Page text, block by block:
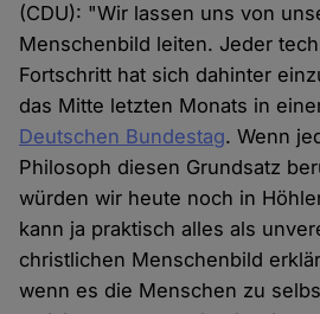
(CDU): "Wir lassen uns von
Menschenbild leiten. Jeder
Fortschritt hat sich dahinter
das Mitte letzten Monats in
Deutschen Bundestag. Wenn
Philosoph diesen Grundsatz
würden wir heute noch in
kann ja praktisch alles als
christlichen Menschenbild
wenn es die Menschen zu